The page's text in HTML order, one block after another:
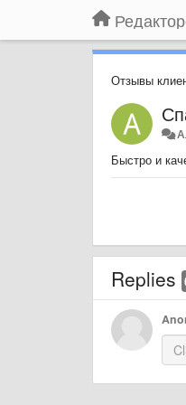
Отзывы
Быстро и
Replies